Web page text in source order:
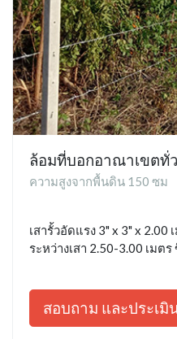
ล้อมที่บอกอาณาเขตทั่
ความสูงจากพื้นดิน 150 ซม
เสารั้วอัดแรง 3" x 3" x 2.00
ระหว่างเสา 2.50-3.00 เมต
สอบถาม และประเมิ